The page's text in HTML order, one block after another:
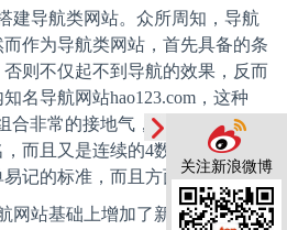
关注新浪微博
建导航类网站。众所周知，导航
作为导航类网站，首先具备的条
则不仅起不到导航的效果，反而
名导航网站hao123.com ，这种
合非常的接地气，也比较好记。
而且又是连续的4数字域名，不
记的标准，而且方面用户输入。
网站基础上增加了新的元素，据